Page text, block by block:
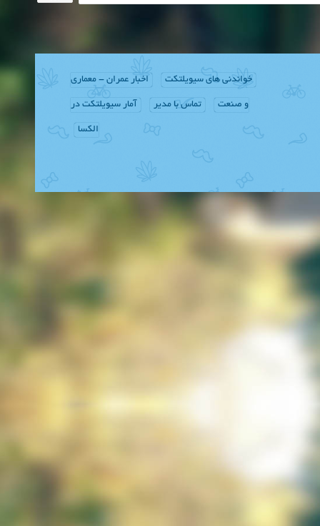
خواندنی های سیویلتکت اخبار عمران - معماری
و صنعت تماس با مدیر آمار سیویلتکت در
الکسا